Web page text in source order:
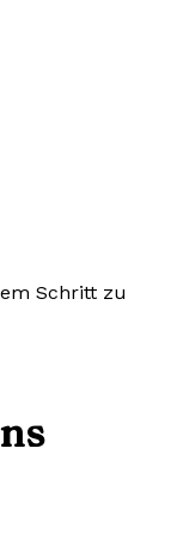
Schritt zu